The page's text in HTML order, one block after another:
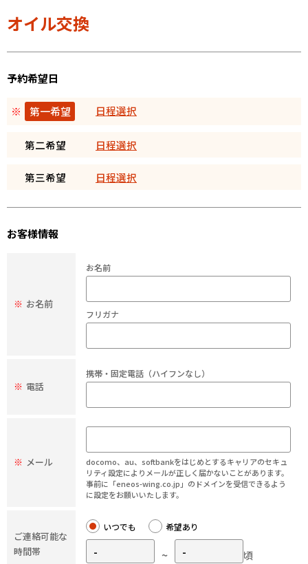
オイル交換
予約希望日
※ 第一希望 日程選択
第二希望 日程選択
第三希望 日程選択
お客様情報
※ お名前
お名前
フリガナ
※ 電話
携帯・固定電話（ハイフンなし）
※ メール
docomo、au、softbankをはじめとするキャリアのセキュ
リティ設定によりメールが正しく届かないことがあります。
事前に「eneos-wing.co.jp」のドメインを受信できるよう
に設定をお願いいたします。
ご連絡可能な
時間帯
いつでも 希望あり
~ 頃